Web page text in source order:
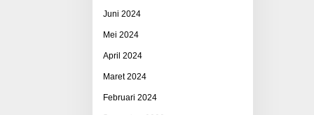
Juni 2024
Mei 2024
April 2024
Maret 2024
Februari 2024